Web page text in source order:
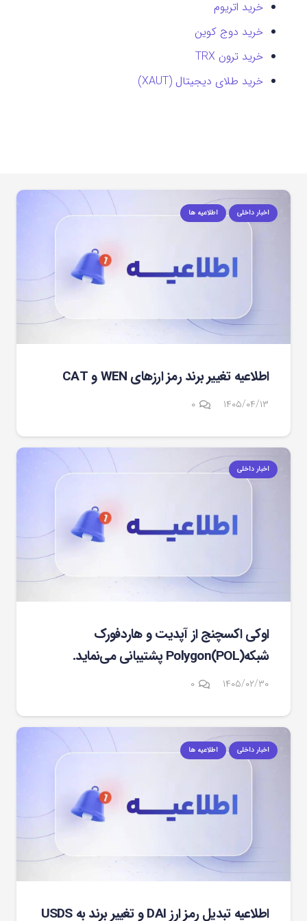
خرید اتریوم
خرید دوج کوین
خرید ترون TRX
خرید طلای دیجیتال (XAUT)
اخبار داخلی اطلاعیه ها
اطلاعیه تغییر برند رمز ارزهای WEN و CAT
۱۴۰۵/۰۴/۱۳ ۰
اخبار داخلی
اوکی اکسچنج از آپدیت و هاردفورک
شبکهPolygon(POL) پشتیبانی می‌نماید.
۱۴۰۵/۰۲/۳۰ ۰
اخبار داخلی اطلاعیه ها
اطلاعیه تبدیل رمز ارز DAI و تغییر برند به USDS